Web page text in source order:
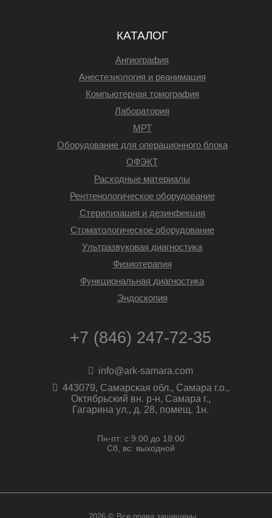
КАТАЛОГ
Ангиография
Анестезиология и реанимация
Компьютерная томография
Лаборатория
МРТ
Оборудование для операционного блока
ОФЭКТ
Расходные материалы
Рентгенологическое оборудование
Стерилизация и дезинфекция
Стоматологическое оборудование
Ультразвуковая диагностика
Физиотерапия
Функциональная диагностика
Эндоскопия
+7 (846) 247-72-35
info@ark-samara.com
443079, Самарская обл., Самара г.о.,
Октябрьский вн. р-н, Самара г.,
Гагарина ул., д. 28, помещ. 1н.
Пн-пт: с 9:00 до 18:00
Сб, вс: выходной